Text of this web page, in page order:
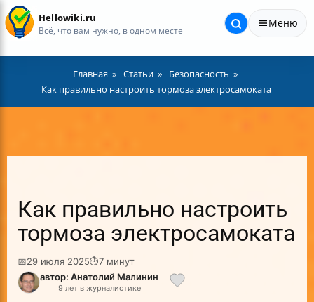
Hellowiki.ru
Всё, что вам нужно, в одном месте
Меню
Главная Статьи
Безопасность
Как правильно настроить тормоза электросамоката
Как правильно настроить
тормоза электросамоката
📅29 июля 2025⏱7 минут
автор: Анатолий Малинин
9 лет в журналистике